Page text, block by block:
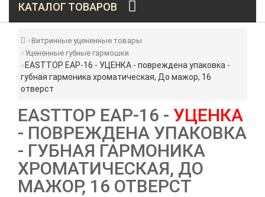
КАТАЛОГ ТОВАРОВ
Витринные уцененные товары
Уцененные губные гармошки
EASTTOP EAP-16 - УЦЕНКА - повреждена упаковка -
губная гармоника хроматическая, До мажор, 16
отверст
EASTTOP EAP-16 - УЦЕНКА
- ПОВРЕЖДЕНА УПАКОВКА
- ГУБНАЯ ГАРМОНИКА
ХРОМАТИЧЕСКАЯ, ДО
МАЖОР, 16 ОТВЕРСТ